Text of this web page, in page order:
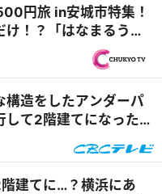
円旅 in安城市特集！
！？「はなまるうど
」牛丼とうどんの最
無限大！＆「福来源」
ルド）』
構造をしたアンダーパ
して2階建てになったワ
建てに…？横浜にあ